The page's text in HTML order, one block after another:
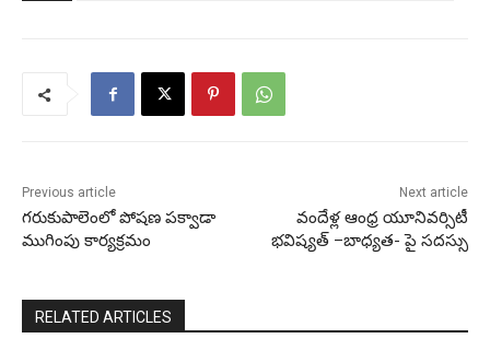
Previous article
గరుకుపాలెంలో పోషణ పక్వాడా
ముగింపు కార్యక్రమం
Next article
వందేళ్ల ఆంధ్ర యూనివర్సిటీ
భవిష్యత్ –బాధ్యత- పై సదస్సు
RELATED ARTICLES